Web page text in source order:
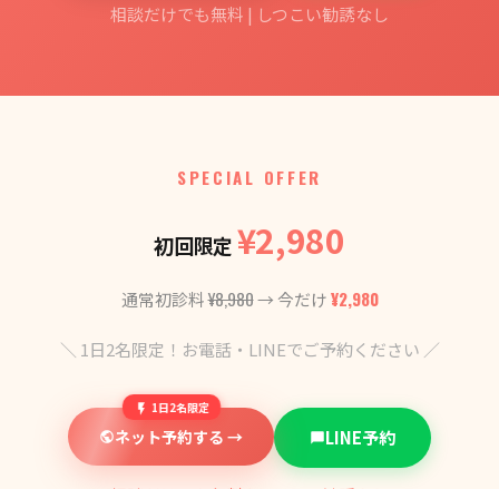
相談だけでも無料 | しつこい勧誘なし
SPECIAL OFFER
初回限定¥2,980
通常初診料¥8,980→ 今だけ¥2,980
＼ 1日2名限定！お電話・LINEでご予約ください ／
1日2名限定
ネット予約する → LINE予約